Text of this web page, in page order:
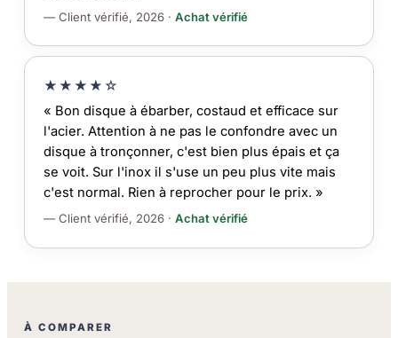
— Client vérifié, 2026 · Achat vérifié
★★★★☆
« Bon disque à ébarber, costaud et efficace sur
l'acier. Attention à ne pas le confondre avec un
disque à tronçonner, c'est bien plus épais et ça
se voit. Sur l'inox il s'use un peu plus vite mais
c'est normal. Rien à reprocher pour le prix. »
— Client vérifié, 2026 · Achat vérifié
À COMPARER